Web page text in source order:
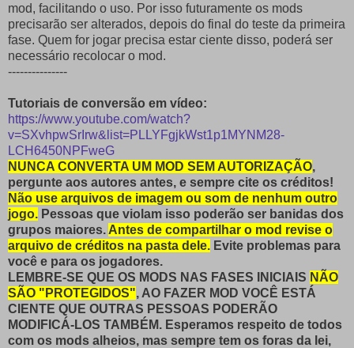
mod, facilitando o uso. Por isso futuramente os mods
precisarão ser alterados, depois do final do teste da primeira
fase. Quem for jogar precisa estar ciente disso, poderá ser
necessário recolocar o mod.
---------------
Tutoriais de conversão em vídeo:
https://www.youtube.com/watch?
v=SXvhpwSrIrw&list=PLLYFgjkWst1p1MYNM28-
LCH6450NPFweG
NUNCA CONVERTA UM MOD SEM AUTORIZAÇÃO,
pergunte aos autores antes, e sempre cite os créditos!
Não use arquivos de imagem ou som de nenhum outro
jogo. Pessoas que violam isso poderão ser banidas dos
grupos maiores. Antes de compartilhar o mod revise o
arquivo de créditos na pasta dele. Evite problemas para
você e para os jogadores.
LEMBRE-SE QUE OS MODS NAS FASES INICIAIS NÃO
SÃO "PROTEGIDOS", AO FAZER MOD VOCÊ ESTÁ
CIENTE QUE OUTRAS PESSOAS PODERÃO
MODIFICÁ-LOS TAMBÉM. Esperamos respeito de todos
com os mods alheios, mas sempre tem os foras da lei,